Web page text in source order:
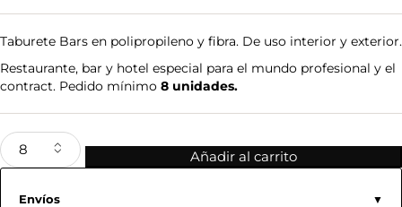
Taburete Bars en polipropileno y fibra. De uso interior y exterior.
Restaurante, bar y hotel especial para el mundo profesional y el
contract. Pedido mínimo 8 unidades.
Añadir al carrito
Envíos